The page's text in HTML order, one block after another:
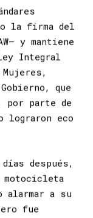
la firma del
— y mantiene
Integral
que
por parte de
lograron eco
después,
motocicleta
a su